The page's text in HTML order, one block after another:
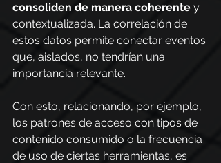
consoliden de manera coherente y
contextualizada. La correlación de
estos datos permite conectar eventos
que, aislados, no tendrían una
importancia relevante.
Con esto, relacionando, por ejemplo,
los patrones de acceso con tipos de
contenido consumido o la frecuencia
de uso de ciertas herramientas, es